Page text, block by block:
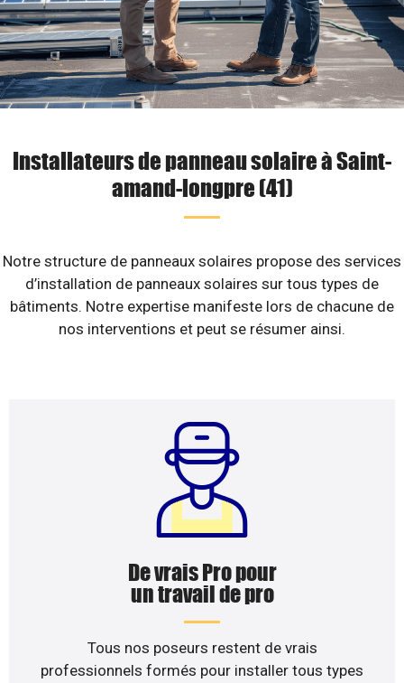
Installateurs de panneau solaire à Saint-
amand-longpre (41)
Notre structure de panneaux solaires propose des services
d’installation de panneaux solaires sur tous types de
bâtiments. Notre expertise manifeste lors de chacune de
nos interventions et peut se résumer ainsi.
De vrais Pro pour
un travail de pro
Tous nos poseurs restent de vrais
professionnels formés pour installer tous types